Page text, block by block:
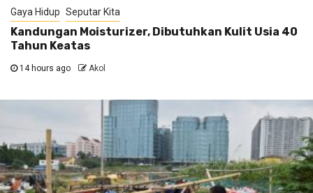
Gaya Hidup Seputar Kita
Kandungan Moisturizer, Dibutuhkan Kulit Usia 40
Tahun Keatas
14 hours ago Akol